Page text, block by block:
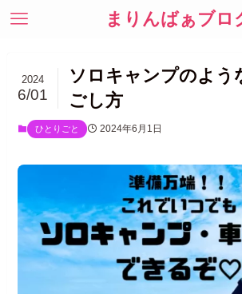
まりんばぁブロ
ソロキャンプのよう
ごし方
2024
6/01
ひとりごと 2024年6月1日